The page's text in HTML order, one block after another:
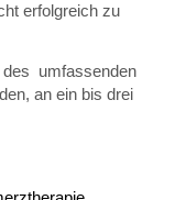
erfolgreich zu
des umfassenden
an ein bis drei